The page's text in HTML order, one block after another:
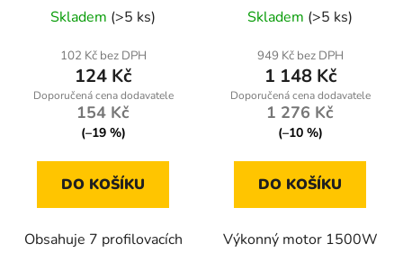
Skladem (>5 ks)
102 Kč bez DPH
124 Kč
154 Kč
(–19 %)
DO KOŠÍKU
Obsahuje 7 profilovacích
Skladem (>5 ks)
949 Kč bez DPH
1 148 Kč
1 276 Kč
(–10 %)
DO KOŠÍKU
Výkonný motor 1500W